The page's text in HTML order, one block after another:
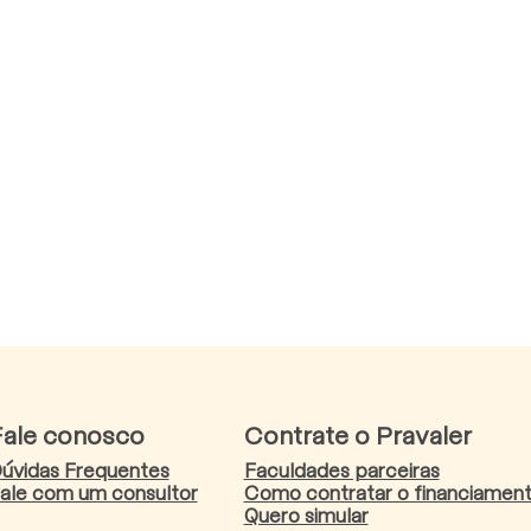
conosco
Frequentes
com um consultor
Contrate o Pravaler
Faculdades parceiras
Como contratar o
Quero simular